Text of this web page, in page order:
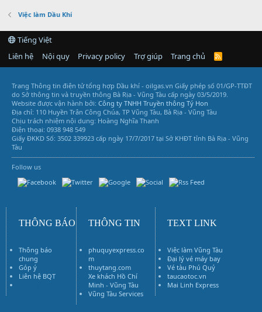
Việc làm Dầu Khí
Tiếng Việt
Liên hệ
Nội quy Privacy policy Trợ giúp Trang chủ
R
Trang Thông tin điện tử tổng hợp Dầu khí - oilgas.vn Giấy phép số 01/GP-TTĐT
do Sở thông tin và truyền thông Bà Rịa - Vũng Tàu cấp ngày 03/5/2019.
Website được vận hành bởi: Công ty TNHH Truyền thông Tý Hon
Địa chỉ: 110 Huyền Trân Công Chúa, TP Vũng Tàu, Bà Rịa - Vũng Tàu
Chịu trách nhiệm nội dung: Hoàng Nghĩa Thanh
Điện thoại: 0938 948 549
Giấy ĐKKD Số: 3502 339923 cấp ngày 17/7/2017 tại Sở KHĐT tỉnh Bà Rịa - Vũng
Tàu
Follow us
THÔNG BÁO
Thông báo
chung
Góp ý
Liên hệ BQT
THÔNG TIN
phuquyexpress.co
m
thuytang.com
Xe khách Hồ Chí
Minh - Vũng Tàu
Vũng Tàu Services
TEXT LINK
Việc làm Vũng Tàu
Đại lý vé máy bay
Vé tàu Phú Quý
taucaotoc.vn
Mai Linh Express